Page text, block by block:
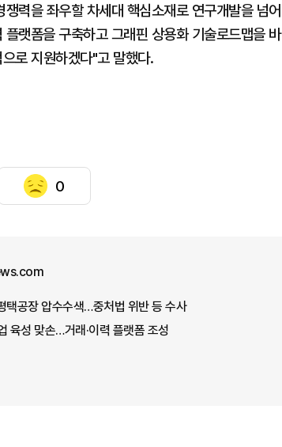
력을 좌우할 차세대 핵심소재로 연구개발을 넘어
랫폼을 구축하고 그래핀 상용화 기술로드맵을 바
로 지원하겠다"고 말했다.
0
택공장 압수수색…중처법 위반 등 수사
육성 맞손…거래·이력 플랫폼 조성